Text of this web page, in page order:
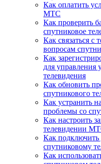
Как оплатить
МТС
Как проверить
спутниковое
Как связаться
вопросам
Как
для управления
телевидения
Как обновить
спутникового
Как устранить
проблемы со
Как настроить
телевидении
Как подключить
спутниковому
Как